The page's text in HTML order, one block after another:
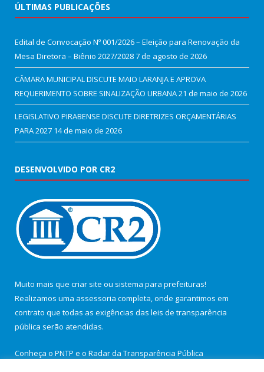
ÚLTIMAS PUBLICAÇÕES
Edital de Convocação Nº 001/2026 – Eleição para Renovação da
Mesa Diretora – Biênio 2027/20287 de agosto de 2026
CÂMARA MUNICIPAL DISCUTE MAIO LARANJA E APROVA
REQUERIMENTO SOBRE SINALIZAÇÃO URBANA21 de maio de 2026
LEGISLATIVO PIRABENSE DISCUTE DIRETRIZES ORÇAMENTÁRIAS
PARA 2027 14 de maio de 2026
DESENVOLVIDO POR CR2
Muito mais que criar site ou sistema para prefeituras!
Realizamos uma assessoria completa, onde garantimos em
contrato que todas as exigências das leis de transparência
pública serão atendidas.
Conheça o PNTP e o Radar da Transparência Pública